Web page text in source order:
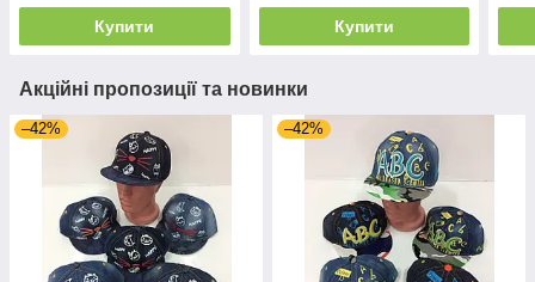
Купити Купити
Акційні пропозиції та новинки
–42% –42%